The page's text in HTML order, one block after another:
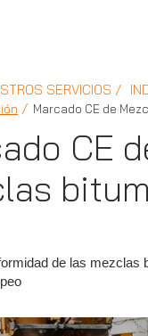
SERVICIOS
Marcado CE de
CE
de las mezclas